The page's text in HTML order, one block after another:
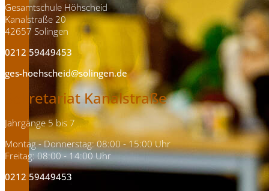
Gesamtschule Höhscheid
Kanalstraße 20
42657 Solingen
0212 59449453
ges-hoehscheid@solingen.de
Sekretariat Kanalstraße
Jahrgänge 5 bis 7
Montag - Donnerstag: 08:00 - 15:00 Uhr
Freitag: 08:00 - 14:00 Uhr
0212 59449453